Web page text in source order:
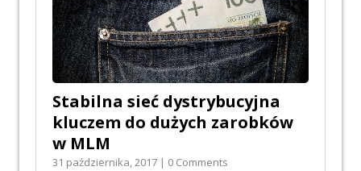
Stabilna sieć dystrybucyjna
kluczem do dużych zarobków
w MLM
31 października, 2017 | 0 Comments